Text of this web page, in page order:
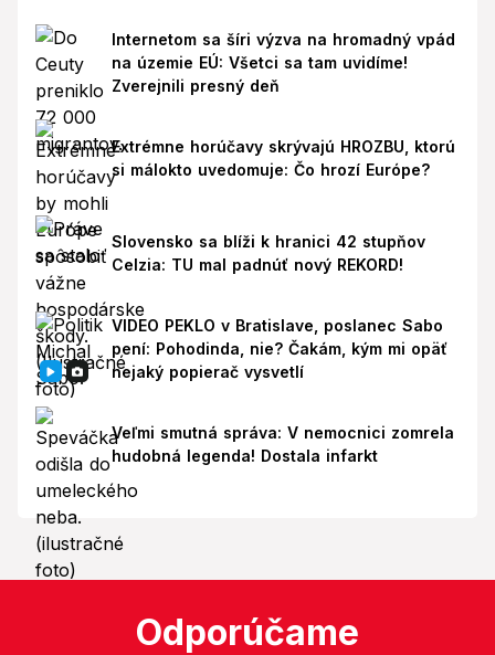
Internetom sa šíri výzva na hromadný vpád
na územie EÚ: Všetci sa tam uvidíme!
Zverejnili presný deň
Extrémne horúčavy skrývajú HROZBU, ktorú
si málokto uvedomuje: Čo hrozí Európe?
Slovensko sa blíži k hranici 42 stupňov
Celzia: TU mal padnúť nový REKORD!
VIDEO PEKLO v Bratislave, poslanec Sabo
pení: Pohodinda, nie? Čakám, kým mi opäť
nejaký popierač vysvetlí
Veľmi smutná správa: V nemocnici zomrela
hudobná legenda! Dostala infarkt
Odporúčame